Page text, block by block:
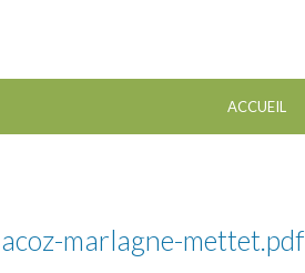
ACCUEIL
acoz-marlagne-mettet.pdf